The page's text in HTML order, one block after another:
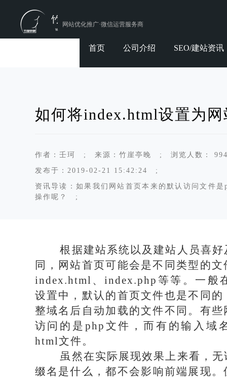
网站优化推广·微信运营服务商
首页 公司介绍 SEO/建站资讯
如何将index.html设置为
作者：壬珂 ; 来源：竹崖亭晚 ; 浏览人数：
发布于：2019-02-21 15:42:24 ;
资讯导读：如果我们网站首页本来的默认访问文件
操作呢？ ;
根据建站系统以及建站人员喜好
同，网站首页可能会是不同类型的
index.html、index.php等等。一般
设置中，默认的首页文件也是不同
整域名后自动加载的文件不同。有
访问的是php文件，而有的输入域
html文件。
虽然在实际展现效果上来看，无
缀名是什么，都不会影响前端展现。